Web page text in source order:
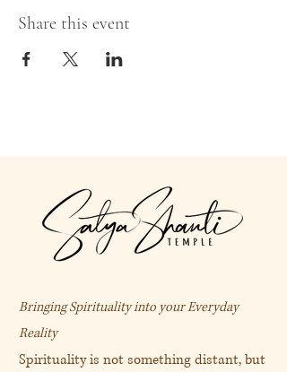
Share this event
Bringing Spirituality into your Everyday
Reality
Spirituality is not something distant, but